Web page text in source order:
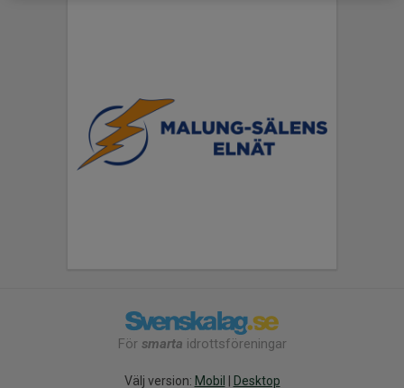
För smarta idrottsföreningar
Välj version: Mobil Desktop